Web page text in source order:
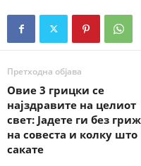
Претходна објава
Овие 3 грицки се
најздравите на целиот
свет: Јадете ги без
на совеста и колку што
сакате